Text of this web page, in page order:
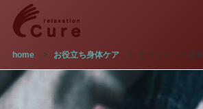
home > お役立ち身体ケア > カフェインと腹痛